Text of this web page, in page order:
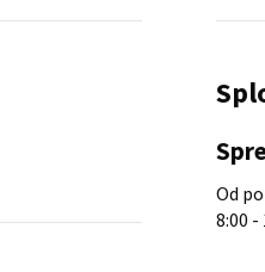
Od
8:00 -